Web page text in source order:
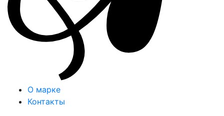
О марке
Контакты